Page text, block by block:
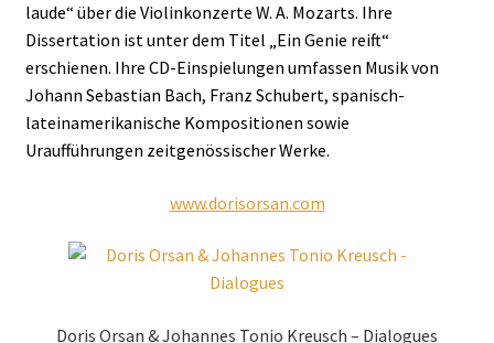
laude“ über die Violinkonzerte W. A. Mozarts. Ihre
Dissertation ist unter dem Titel „Ein Genie reift“
erschienen. Ihre CD-Einspielungen umfassen Musik von
Johann Sebastian Bach, Franz Schubert, spanisch-
lateinamerikanische Kompositionen sowie
Uraufführungen zeitgenössischer Werke.
www.dorisorsan.com
Doris Orsan & Johannes Tonio Kreusch – Dialogues